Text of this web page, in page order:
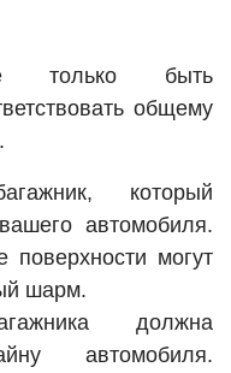
только быть
общему
который
автомобиля.
могут
шарм.
должна
автомобиля.